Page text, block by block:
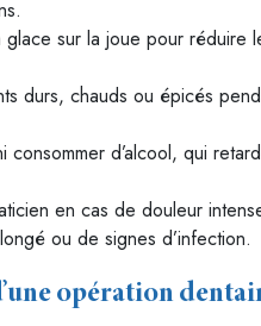
sur la joue pour réduire
durs, chauds ou épicés
consommer d’alcool, qui
en cas de douleur
ou de signes d’infection.
opération